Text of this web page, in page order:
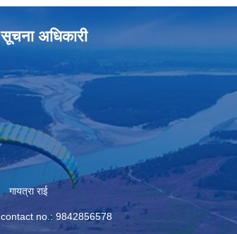
सूचना अधिकारी
गायत्रा राई
contact no.: 9842856578